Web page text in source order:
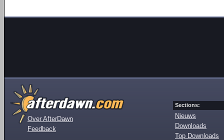
Over AfterDawn
Feedback
Sections:
Nieuws
Downloads
Top Downloads